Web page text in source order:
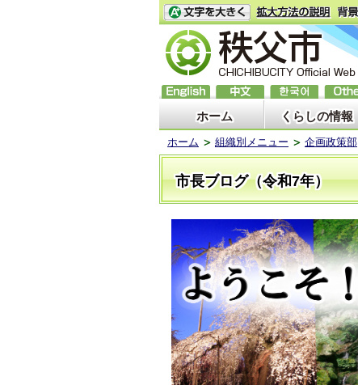
ホーム くらしの情報
ホーム 組織別メニュー 企画政策部
市長ブログ（令和7年）